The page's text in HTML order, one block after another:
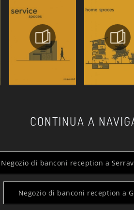
CONTINUA A
Negozio di banconi reception a
Negozio di banconi reception a